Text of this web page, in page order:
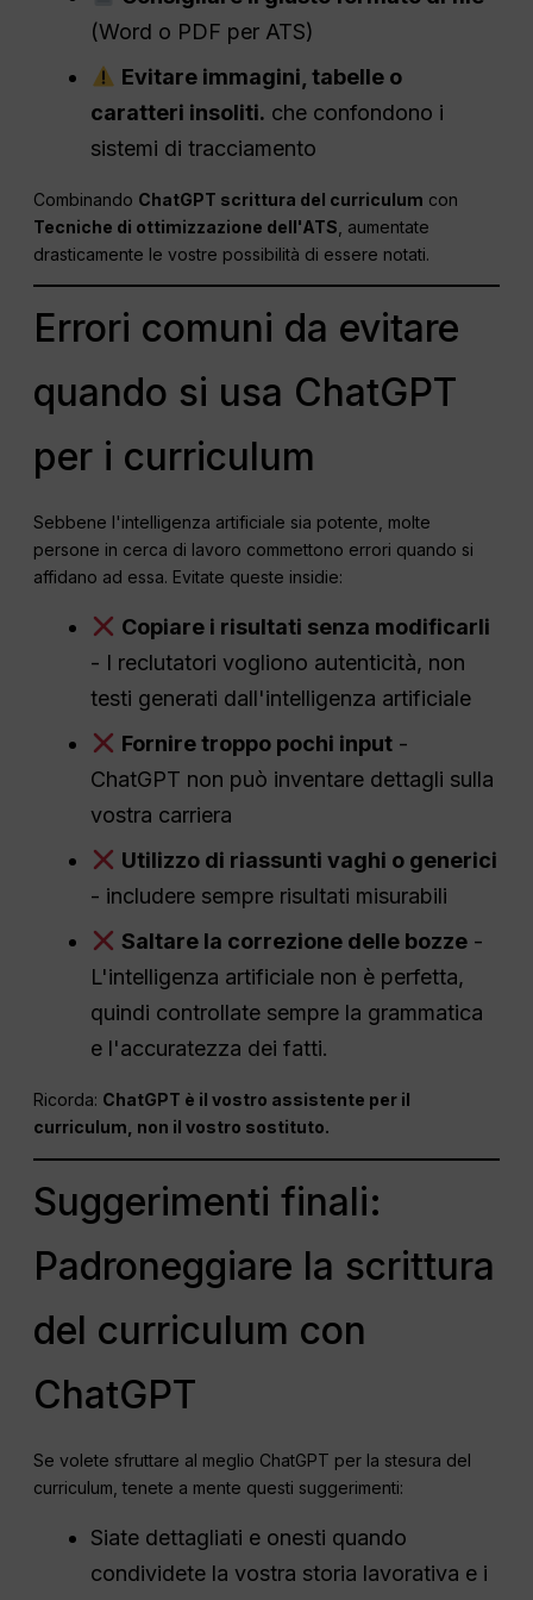
(Word o PDF per ATS)
Evitare immagini, tabelle o
caratteri insoliti. che confondono i
sistemi di tracciamento
Combinando ChatGPT scrittura del curriculum con
Tecniche di ottimizzazione dell'ATS , aumentate
drasticamente le vostre possibilità di essere notati.
Errori comuni da evitare
quando si usa ChatGPT
per i curriculum
Sebbene l'intelligenza artificiale sia potente, molte
persone in cerca di lavoro commettono errori quando si
affidano ad essa. Evitate queste insidie:
Copiare i risultati senza modificarli
- I reclutatori vogliono autenticità, non
testi generati dall'intelligenza artificiale
Fornire troppo pochi input-
ChatGPT non può inventare dettagli sulla
vostra carriera
Utilizzo di riassunti vaghi o generici
- includere sempre risultati misurabili
Saltare la correzione delle bozze-
L'intelligenza artificiale non è perfetta,
quindi controllate sempre la grammatica
e l'accuratezza dei fatti.
Ricorda: ChatGPT è il vostro assistente per il
curriculum, non il vostro sostituto.
Suggerimenti finali:
Padroneggiare la scrittura
del curriculum con
ChatGPT
Se volete sfruttare al meglio ChatGPT per la stesura del
curriculum, tenete a mente questi suggerimenti:
Siate dettagliati e onesti quando
condividete la vostra storia lavorativa e i